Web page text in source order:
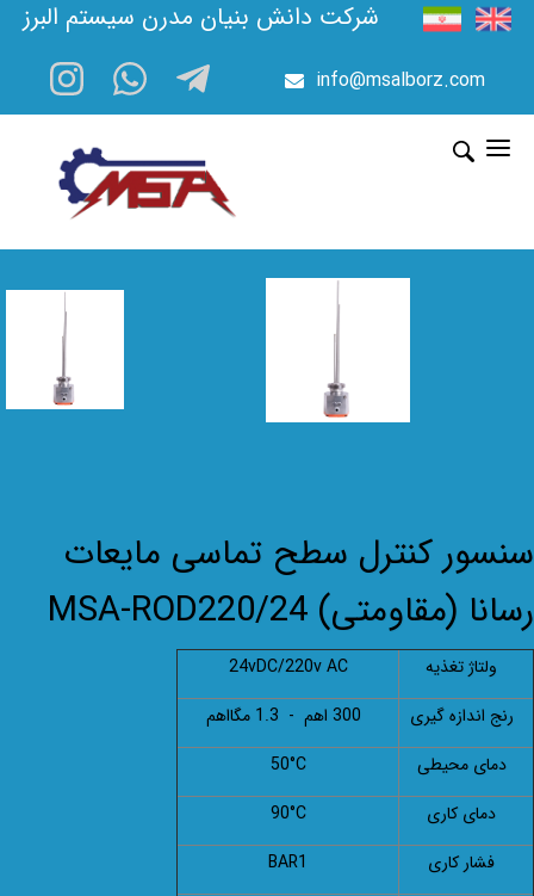
شرکت دانش بنیان مدرن سیستم البرز
info@msalborz.com
سنسور کنترل سطح تماسی مایعات
رسانا (مقاومتی) MSA-ROD220/24
ولتاژ تغذیه
24vDC/220v AC
رنج اندازه گیری
300 اهم - 1.3 مگااهم
دمای محیطی
50°C
دمای کاری
0°C
9
فشار کاری
1
BAR